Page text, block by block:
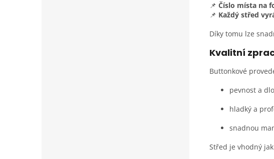
📌 Číslo místa na
📌 Každý střed
Díky tomu lze
Kvalitní
Buttonkové
pevnost a
hladký a
snadnou
Střed je vhodný